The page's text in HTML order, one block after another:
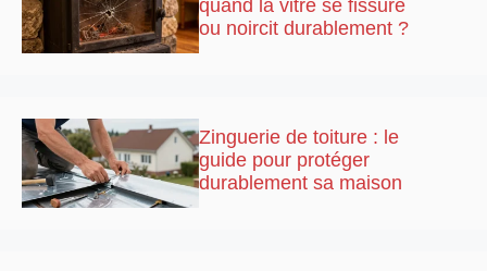
quand la vitre se fissure
ou noircit durablement ?
Zinguerie de toiture : le
guide pour protéger
durablement sa maison